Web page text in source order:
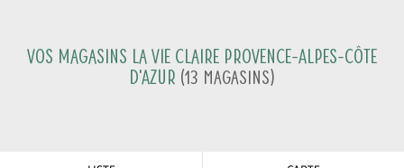
Vos magasins La Vie Claire Provence-Alpes-Côte
D'Azur (13 Magasins)